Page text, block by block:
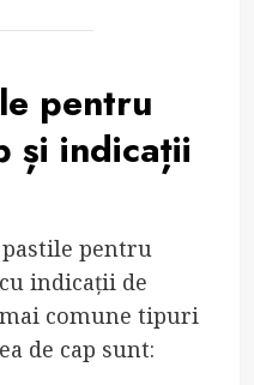
pentru
și indicații
pentru
indicații de
comune tipuri
de cap sunt: